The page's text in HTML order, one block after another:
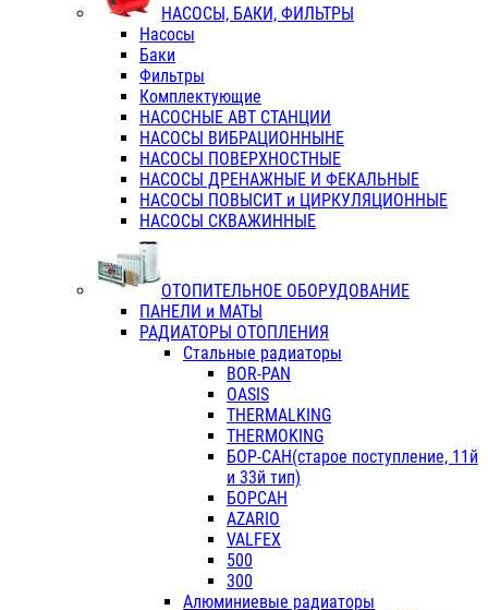
НАСОСЫ, БАКИ, ФИЛЬТРЫ
Насосы
Баки
Фильтры
Комплектующие
НАСОСНЫЕ АВТ СТАНЦИИ
НАСОСЫ ВИБРАЦИОННЫНЕ
НАСОСЫ ПОВЕРХНОСТНЫЕ
НАСОСЫ ДРЕНАЖНЫЕ И ФЕКАЛЬНЫЕ
НАСОСЫ ПОВЫСИТ и ЦИРКУЛЯЦИОННЫЕ
НАСОСЫ СКВАЖИННЫЕ
ОТОПИТЕЛЬНОЕ ОБОРУДОВАНИЕ
ПАНЕЛИ и МАТЫ
РАДИАТОРЫ ОТОПЛЕНИЯ
Стальные радиаторы
BOR-PAN
OASIS
THERMALKING
THERMOKING
БОР-САН(старое поступление, 11й
и 33й тип)
БОРСАН
AZARIO
VALFEX
500
300
Алюминиевые радиаторы